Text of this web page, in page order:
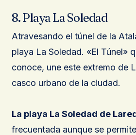
8. Playa La Soledad
Atravesando el túnel de la
playa La Soledad. «El Túnel»
conoce, une este extremo de
casco urbano de la ciudad.
La playa La Soledad de
frecuentada aunque se